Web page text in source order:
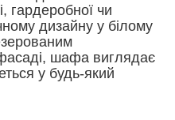
гардеробної чи
дизайну у білому
шафа виглядає
у будь-який